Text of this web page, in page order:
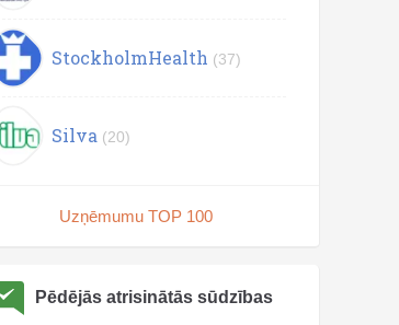
StockholmHealth (37)
Silva (20)
Uzņēmumu TOP 100
Pēdējās atrisinātās sūdzības